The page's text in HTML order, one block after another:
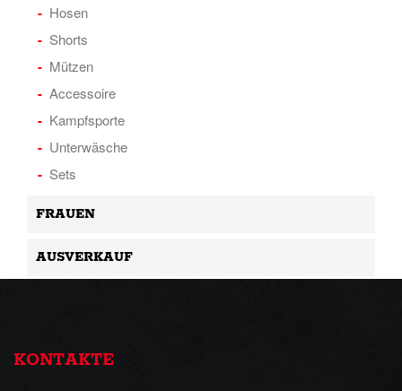
Hosen
Shorts
Mützen
Accessoire
Kampfsporte
Unterwäsche
Sets
FRAUEN
AUSVERKAUF
KONTAKTE